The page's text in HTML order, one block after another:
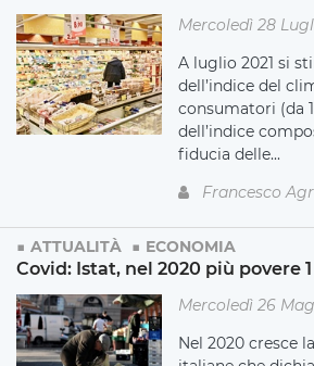
Mercoledì 28
A luglio 2021 si
dell’indice del
consumatori (da
dell’indice
fiducia delle...
Francesco
ATTUALITÀ ECONOMIA
Covid: Istat, nel 2020 più povere
Mercoledì 26
Nel 2020 cresce